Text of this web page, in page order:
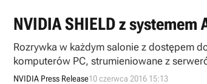
NVIDIA SHIELD z
Rozrywka w każdym salonie z dostępem
komputerów PC, strumieniowane z
NVIDIA Press Release10 czerwca 2016 15:13